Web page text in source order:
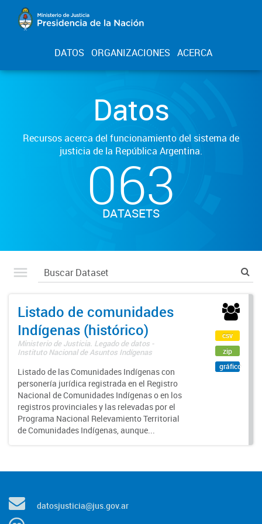
DATOS ORGANIZACIONES ACERCA
Datos
Recursos acerca del funcionamiento del sistema de
justicia de la República Argentina.
063
DATASETS
Listado de comunidades
Indígenas (histórico)
Ministerio de Justicia. Legado de datos -
Instituto Nacional de Asuntos Indígenas
Listado de las Comunidades Indígenas con
personería jurídica registrada en el Registro
Nacional de Comunidades Indígenas o en los
registros provinciales y las relevadas por el
Programa Nacional Relevamiento Territorial
de Comunidades Indígenas, aunque...
csv
zip
gráfico
datosjusticia@jus.gov.ar